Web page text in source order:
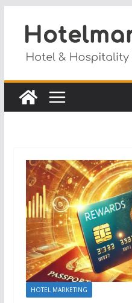
HOTEL MARKETING